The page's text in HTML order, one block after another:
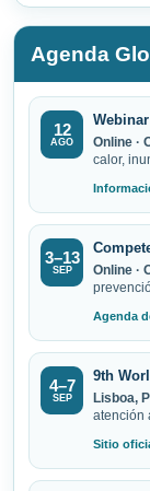
Agenda
12
AGO Online ·
calor,
3–13
SEP Online ·
Agenda
4–7
SEP
9th
Lisboa,
atención
Sitio